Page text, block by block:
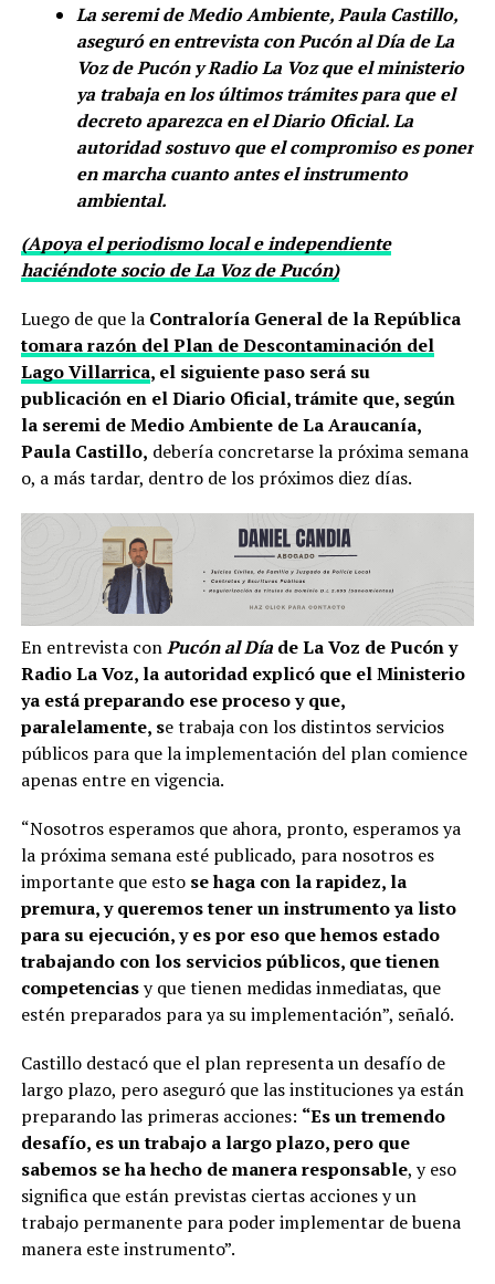
La seremi de Medio Ambiente, Paula Castillo,
aseguró en entrevista con Pucón al Día de La
Voz de Pucón y Radio La Voz que el ministerio
ya trabaja en los últimos trámites para que el
decreto aparezca en el Diario Oficial. La
autoridad sostuvo que el compromiso es poner
en marcha cuanto antes el instrumento
ambiental.
(Apoya el periodismo local e independiente
haciéndote socio de La Voz de Pucón)
Luego de que la Contraloría General de la República
tomara razón del Plan de Descontaminación del
Lago Villarrica, el siguiente paso será su
publicación en el Diario Oficial, trámite que, según
la seremi de Medio Ambiente de La Araucanía,
Paula Castillo, debería concretarse la próxima semana
o, a más tardar, dentro de los próximos diez días.
En entrevista conPucón al Díade La Voz de Pucón y
Radio La Voz, la autoridad explicó que el Ministerio
ya está preparando ese proceso y que,
paralelamente, se trabaja con los distintos servicios
públicos para que la implementación del plan comience
apenas entre en vigencia.
“Nosotros esperamos que ahora, pronto, esperamos ya
la próxima semana esté publicado, para nosotros es
importante que esto se haga con la rapidez, la
premura, y queremos tener un instrumento ya listo
para su ejecución, y es por eso que hemos estado
trabajando con los servicios públicos, que tienen
competenciasy que tienen medidas inmediatas, que
estén preparados para ya su implementación”, señaló.
Castillo destacó que el plan representa un desafío de
largo plazo, pero aseguró que las instituciones ya están
preparando las primeras acciones: “Es un tremendo
desafío, es un trabajo a largo plazo, pero que
sabemos se ha hecho de manera responsable, y eso
significa que están previstas ciertas acciones y un
trabajo permanente para poder implementar de buena
manera este instrumento”.